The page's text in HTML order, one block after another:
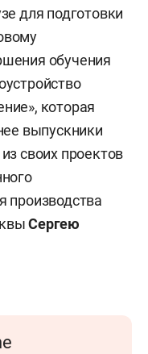
для подготовки
обучения
которая
выпускники
своих проектов
производства
Сергею